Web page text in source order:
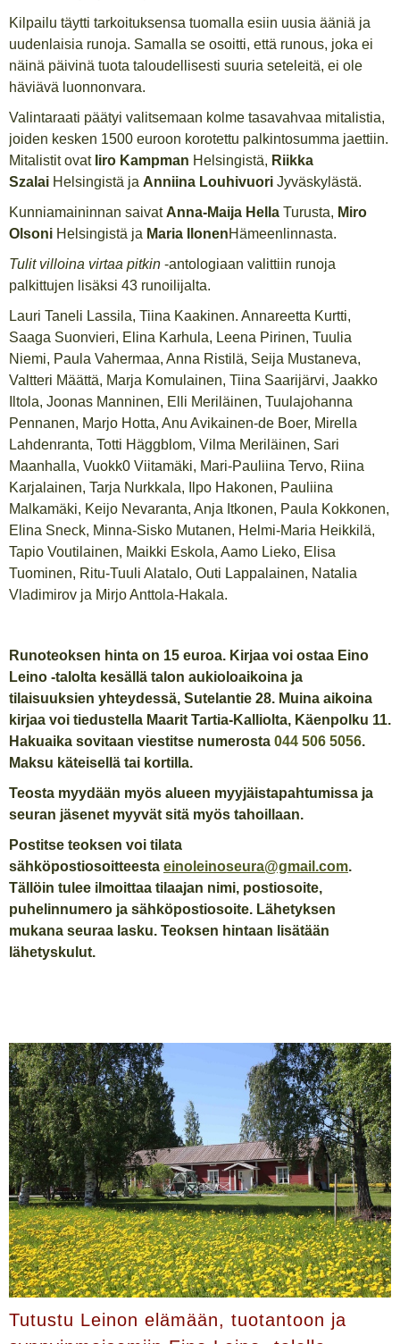
Kilpailu täytti tarkoituksensa tuomalla esiin uusia ääniä ja
uudenlaisia runoja. Samalla se osoitti, että runous, joka ei
näinä päivinä tuota taloudellisesti suuria seteleitä, ei ole
häviävä luonnonvara.
Valintaraati päätyi valitsemaan kolme tasavahvaa mitalistia,
joiden kesken 1500 euroon korotettu palkintosumma jaettiin.
Mitalistit ovat Iiro Kampman Helsingistä, Riikka
Szalai Helsingistä ja Anniina Louhivuori Jyväskylästä.
Kunniamaininnan saivat Anna-Maija Hella Turusta, Miro
Olsoni Helsingistä ja Maria IlonenHämeenlinnasta.
Tulit villoina virtaa pitkin -antologiaan valittiin runoja
palkittujen lisäksi 43 runoilijalta.
Lauri Taneli Lassila, Tiina Kaakinen. Annareetta Kurtti,
Saaga Suonvieri, Elina Karhula, Leena Pirinen, Tuulia
Niemi, Paula Vahermaa, Anna Ristilä, Seija Mustaneva,
Valtteri Määttä, Marja Komulainen, Tiina Saarijärvi, Jaakko
Iltola, Joonas Manninen, Elli Meriläinen, Tuulajohanna
Pennanen, Marjo Hotta, Anu Avikainen-de Boer, Mirella
Lahdenranta, Totti Häggblom, Vilma Meriläinen, Sari
Maanhalla, Vuokk0 Viitamäki, Mari-Pauliina Tervo, Riina
Karjalainen, Tarja Nurkkala, Ilpo Hakonen, Pauliina
Malkamäki, Keijo Nevaranta, Anja Itkonen, Paula Kokkonen,
Elina Sneck, Minna-Sisko Mutanen, Helmi-Maria Heikkilä,
Tapio Voutilainen, Maikki Eskola, Aamo Lieko, Elisa
Tuominen, Ritu-Tuuli Alatalo, Outi Lappalainen, Natalia
Vladimirov ja Mirjo Anttola-Hakala.
Runoteoksen hinta on 15 euroa. Kirjaa voi ostaa Eino
Leino -talolta kesällä talon aukioloaikoina ja
tilaisuuksien yhteydessä, Sutelantie 28. Muina aikoina
kirjaa voi tiedustella Maarit Tartia-Kalliolta, Käenpolku 11.
Hakuaika sovitaan viestitse numerosta 044 506 5056.
Maksu käteisellä tai kortilla.
Teosta myydään myös alueen myyjäistapahtumissa ja
seuran jäsenet myyvät sitä myös tahoillaan.
Postitse teoksen voi tilata
sähköpostiosoitteesta einoleinoseura@gmail.com.
Tällöin tulee ilmoittaa tilaajan nimi, postiosoite,
puhelinnumero ja sähköpostiosoite. Lähetyksen
mukana seuraa lasku. Teoksen hintaan lisätään
lähetyskulut.
Tutustu Leinon elämään, tuotantoon ja